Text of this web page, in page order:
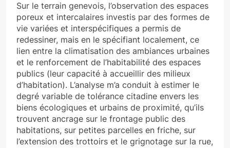
Sur le terrain genevois, l’observation des espaces
poreux et intercalaires investis par des formes de
vie variées et interspécifiques a permis de
redessiner, mais en le spécifiant localement, ce
lien entre la climatisation des ambiances urbaines
et le renforcement de l’habitabilité des espaces
publics (leur capacité à accueillir des milieux
d’habitation). L’analyse m’a conduit à estimer le
degré variable de tolérance citadine envers les
biens écologiques et urbains de proximité, qu’ils
trouvent ancrage sur le frontage public des
habitations, sur petites parcelles en friche, sur
l’extension des trottoirs et le grignotage sur la rue,